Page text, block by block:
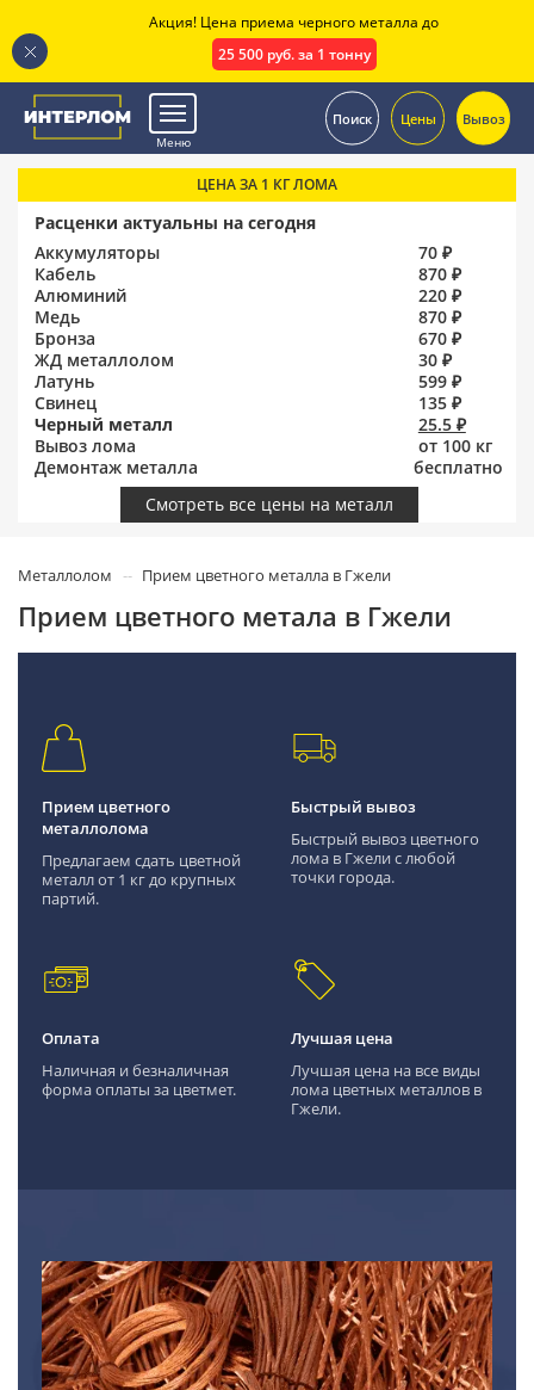
Меню
Поиск Цены Вывоз
ЦЕНА ЗА 1 КГ ЛОМА
Расценки актуальны на сегодня
Аккумуляторы
70 ₽
Кабель
870 ₽
Алюминий
220 ₽
Медь
870 ₽
Бронза
670 ₽
ЖД металлолом
30 ₽
Латунь
599 ₽
Свинец
135 ₽
Черный металл
25.5 ₽
Вывоз лома
от 100 кг
Демонтаж металла
бесплатно
Смотреть все цены на металл
Металлолом Прием цветного металла в Гжели
Прием цветного метала в Гжели
Прием цветного
металлолома
Предлагаем сдать цветной
металл от 1 кг до крупных
партий.
Быстрый вывоз
Быстрый вывоз цветного
лома в Гжели с любой
точки города.
Оплата
Наличная и безналичная
форма оплаты за цветмет.
Лучшая цена
Лучшая цена на все виды
лома цветных металлов в
Гжели.
Акция! Цена приема черного металла до
25 500 руб. за 1 тонну
.